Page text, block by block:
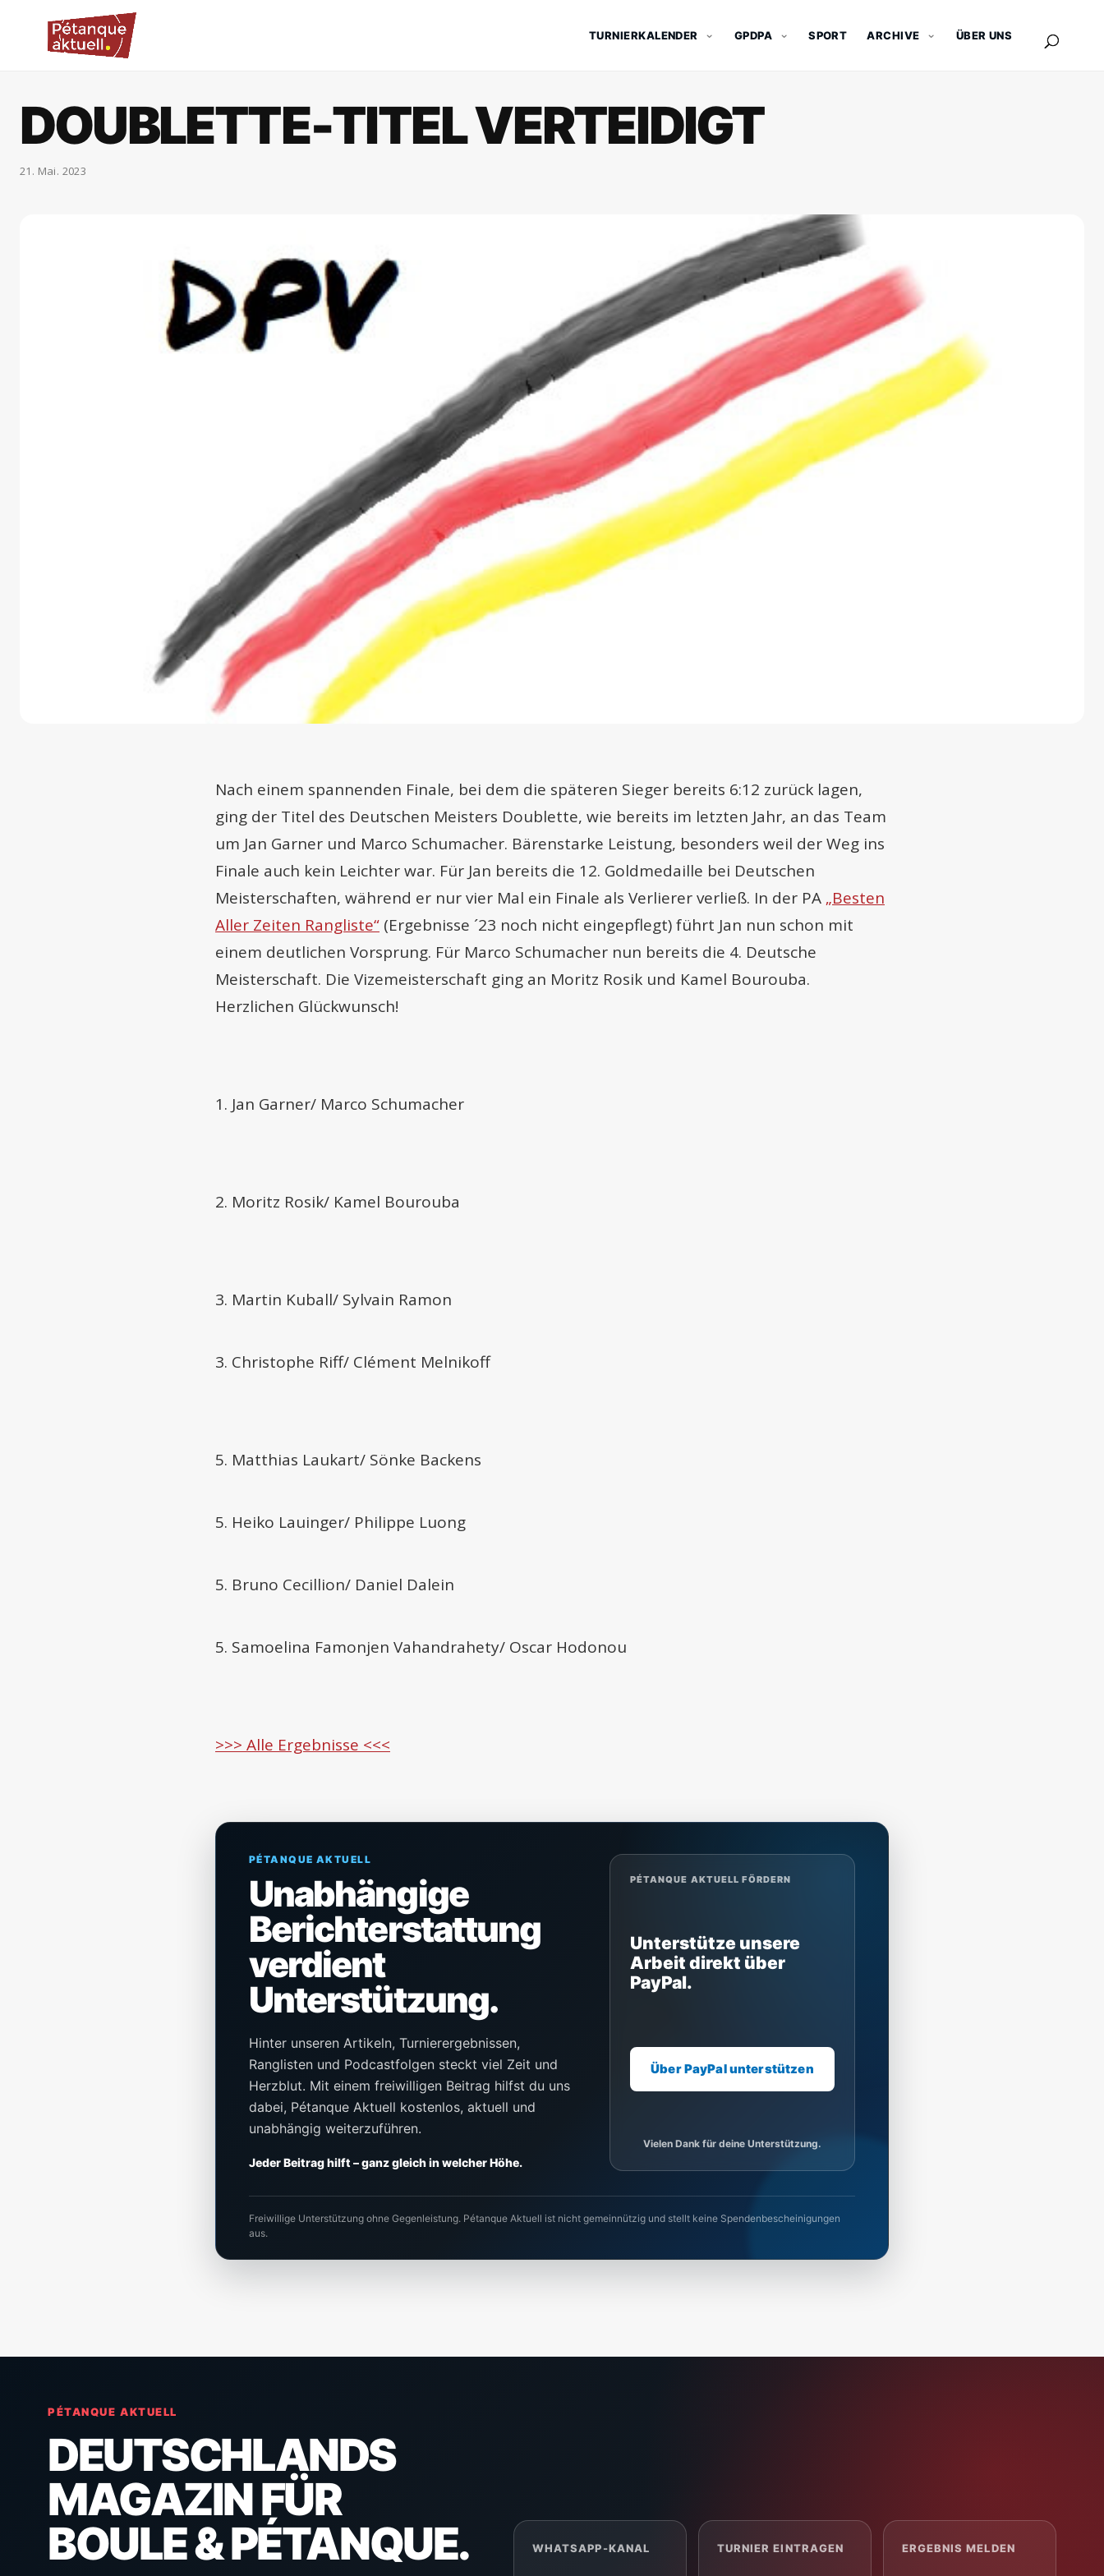
TURNIERKALENDER GPDPA SPORT ARCHIVE ÜBER UNS
DOUBLETTE-TITEL VERTEIDIGT
21. Mai. 2023
Nach einem spannenden Finale, bei dem die späteren Sieger bereits 6:12 zurück lagen,
ging der Titel des Deutschen Meisters Doublette, wie bereits im letzten Jahr, an das Team
um Jan Garner und Marco Schumacher. Bärenstarke Leistung, besonders weil der Weg ins
Finale auch kein Leichter war. Für Jan bereits die 12. Goldmedaille bei Deutschen
Meisterschaften, während er nur vier Mal ein Finale als Verlierer verließ. In der PA „Besten
Aller Zeiten Rangliste“ (Ergebnisse ´23 noch nicht eingepflegt) führt Jan nun schon mit
einem deutlichen Vorsprung. Für Marco Schumacher nun bereits die 4. Deutsche
Meisterschaft. Die Vizemeisterschaft ging an Moritz Rosik und Kamel Bourouba.
Herzlichen Glückwunsch!
1. Jan Garner/ Marco Schumacher
2. Moritz Rosik/ Kamel Bourouba
3. Martin Kuball/ Sylvain Ramon
3. Christophe Riff/ Clément Melnikoff
5. Matthias Laukart/ Sönke Backens
5. Heiko Lauinger/ Philippe Luong
5. Bruno Cecillion/ Daniel Dalein
5. Samoelina Famonjen Vahandrahety/ Oscar Hodonou
>>> Alle Ergebnisse <<<
PÉTANQUE AKTUELL
Unabhängige
Berichterstattung
verdient
Unterstützung.
Hinter unseren Artikeln, Turnierergebnissen,
Ranglisten und Podcastfolgen steckt viel Zeit und
Herzblut. Mit einem freiwilligen Beitrag hilfst du uns
dabei, Pétanque Aktuell kostenlos, aktuell und
unabhängig weiterzuführen.
Jeder Beitrag hilft – ganz gleich in welcher Höhe.
PÉTANQUE AKTUELL FÖRDERN
Unterstütze unsere
Arbeit direkt über
PayPal.
Über PayPal unterstützen
Vielen Dank für deine Unterstützung.
Freiwillige Unterstützung ohne Gegenleistung. Pétanque Aktuell ist nicht gemeinnützig und stellt keine Spendenbescheinigungen
aus.
PÉTANQUE AKTUELL
DEUTSCHLANDS
MAGAZIN FÜR
BOULE & PÉTANQUE.
WHATSAPP-KANAL TURNIER EINTRAGEN ERGEBNIS MELDEN